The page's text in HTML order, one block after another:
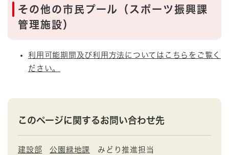
その他の市民プール（スポーツ振興課
管理施設）
利用可能期間及び利用方法についてはこちらをご覧く
ださい。
このページに関するお問い合わせ先
建設部 公園緑地課 みどり推進担当